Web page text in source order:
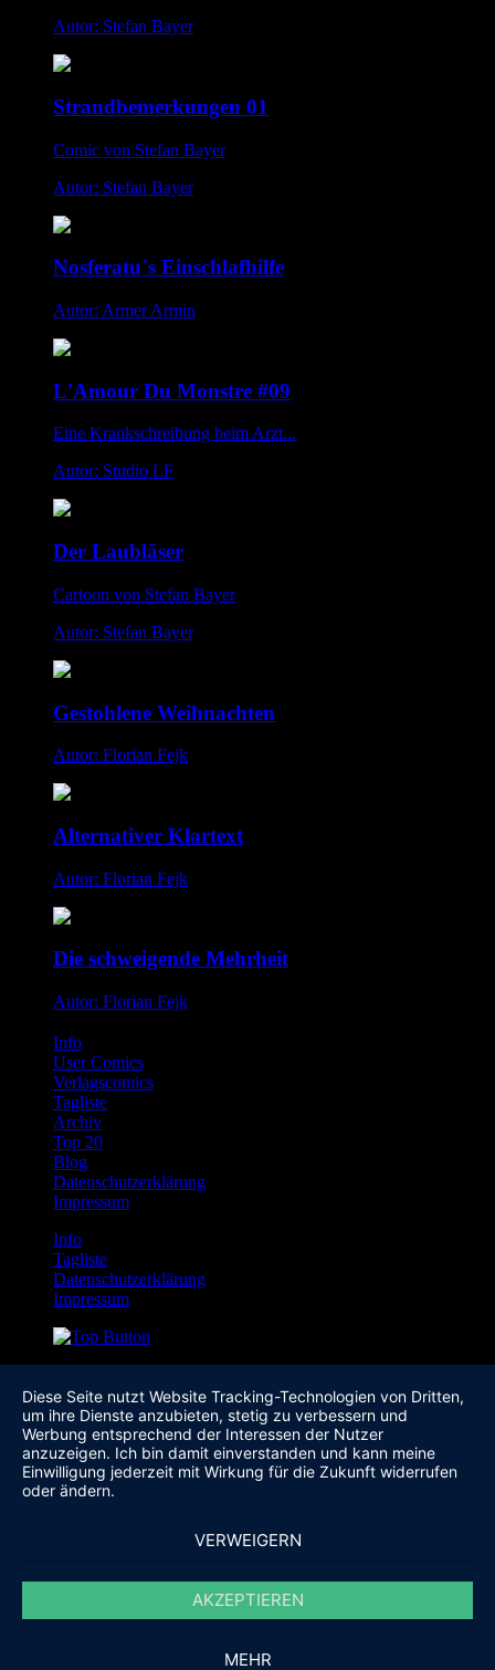
Autor: Stefan Bayer
Strandbemerkungen 01
Comic von Stefan Bayer
Autor: Stefan Bayer
Nosferatu´s Einschlafhilfe
Autor: Armer Armin
L'Amour Du Monstre #09
Eine Krankschreibung beim Arzt...
Autor: Studio LF
Der Laubläser
Cartoon von Stefan Bayer
Autor: Stefan Bayer
Gestohlene Weihnachten
Autor: Florian Fejk
Alternativer Klartext
Autor: Florian Fejk
Die schweigende Mehrheit
Autor: Florian Fejk
Info
User Comics
Verlagscomics
Tagliste
Archiv
Top 20
Blog
Datenschutzerklärung
Impressum
Info
Tagliste
Datenschutzerklärung
Impressum
Diese Seite nutzt Website Tracking-Technologien von Dritten,
um ihre Dienste anzubieten, stetig zu verbessern und
Werbung entsprechend der Interessen der Nutzer
anzuzeigen. Ich bin damit einverstanden und kann meine
Einwilligung jederzeit mit Wirkung für die Zukunft widerrufen
oder ändern.
VERWEIGERN
AKZEPTIEREN
MEHR